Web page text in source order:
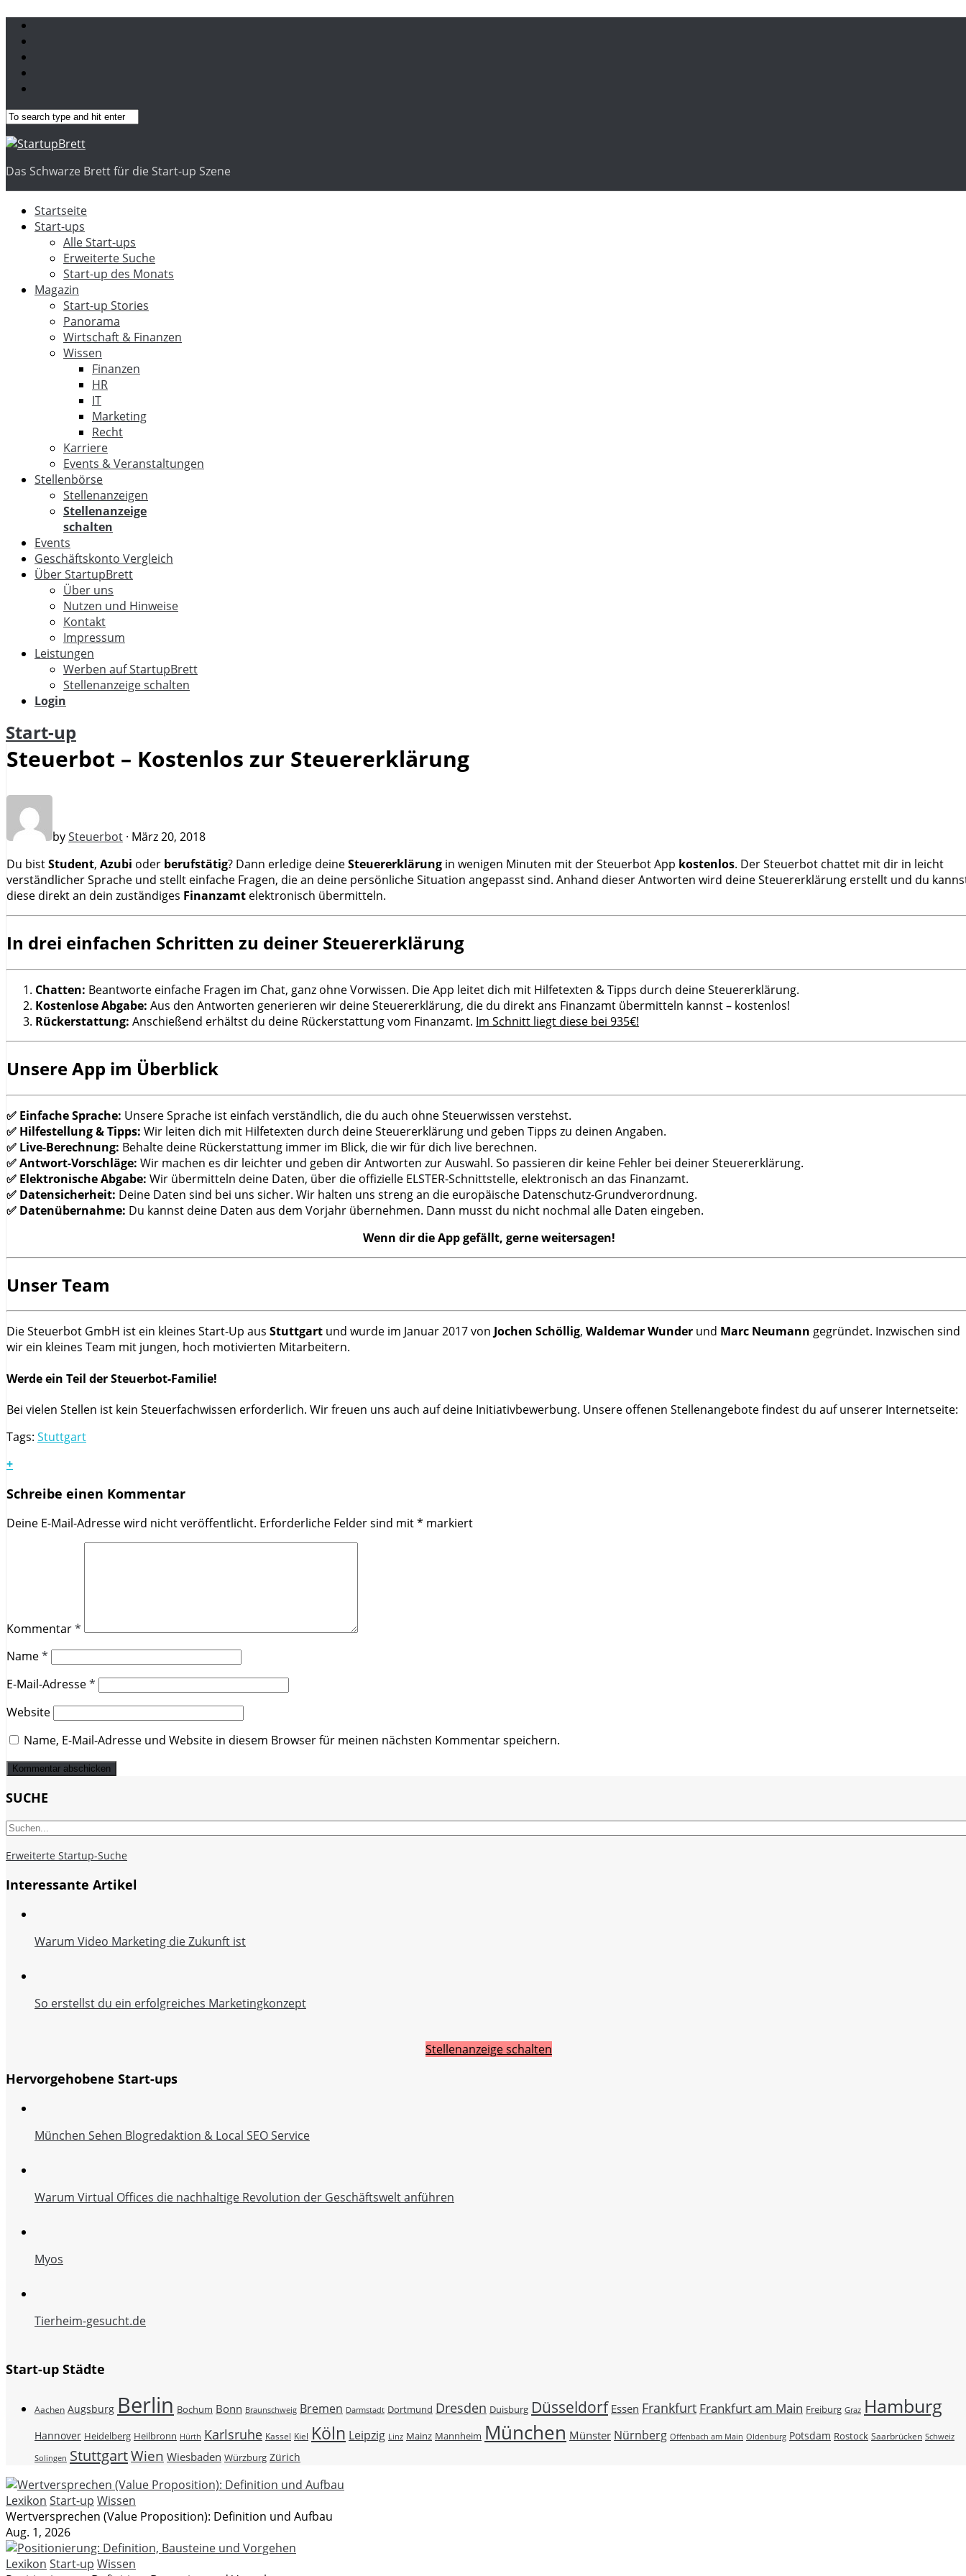
Das Schwarze Brett für die Start-up Szene
Startseite
Start-ups
Alle Start-ups
Erweiterte Suche
Start-up des Monats
Magazin
Start-up Stories
Panorama
Wirtschaft & Finanzen
Wissen
Finanzen
HR
IT
Marketing
Recht
Karriere
Events & Veranstaltungen
Stellenbörse
Stellenanzeigen
Stellenanzeige
schalten
Events
Geschäftskonto Vergleich
Über StartupBrett
Über uns
Nutzen und Hinweise
Kontakt
Impressum
Leistungen
Werben auf StartupBrett
Stellenanzeige schalten
Login
Start-up
Steuerbot – Kostenlos zur Steuererklärung
bySteuerbot · März 20, 2018
Du bistStudent, Azubi oder berufstätig? Dann erledige deineSteuererklärung in wenigen Minuten mit der Steuerbot App kostenlos. Der Steuerbot chattet mit dir in leicht
verständlicher Sprache und stellt einfache Fragen, die an deine persönliche Situation angepasst sind. Anhand dieser Antworten wird deine Steuererklärung erstellt und du
diese direkt an dein zuständiges Finanzamt elektronisch übermitteln.
In drei einfachen Schritten zu deiner Steuererklärung
Chatten: Beantworte einfache Fragen im Chat, ganz ohne Vorwissen. Die App leitet dich mit Hilfetexten & Tipps durch deine Steuererklärung.
Kostenlose Abgabe: Aus den Antworten generieren wir deine Steuererklärung, die du direkt ans Finanzamt übermitteln kannst – kostenlos!
Rückerstattung: Anschießend erhältst du deine Rückerstattung vom Finanzamt. Im Schnitt liegt diese bei 935€!
Unsere App im Überblick
✅ Einfache Sprache: Unsere Sprache ist einfach verständlich, die du auch ohne Steuerwissen verstehst.
✅ Hilfestellung & Tipps: Wir leiten dich mit Hilfetexten durch deine Steuererklärung und geben Tipps zu deinen Angaben.
✅ Live-Berechnung: Behalte deine Rückerstattung immer im Blick, die wir für dich live berechnen.
✅ Antwort-Vorschläge: Wir machen es dir leichter und geben dir Antworten zur Auswahl. So passieren dir keine Fehler bei deiner Steuererklärung.
✅ Elektronische Abgabe: Wir übermitteln deine Daten, über die offizielle ELSTER-Schnittstelle, elektronisch an das Finanzamt.
✅ Datensicherheit: Deine Daten sind bei uns sicher. Wir halten uns streng an die europäische Datenschutz-Grundverordnung.
✅ Datenübernahme: Du kannst deine Daten aus dem Vorjahr übernehmen. Dann musst du nicht nochmal alle Daten eingeben.
Wenn dir die App gefällt, gerne weitersagen!
Unser Team
Die Steuerbot GmbH ist ein kleines Start-Up aus Stuttgart und wurde im Januar 2017 von Jochen Schöllig, Waldemar Wunder und Marc Neumann gegründet. Inzwischen sind
wir ein kleines Team mit jungen, hoch motivierten Mitarbeitern.
Werde ein Teil der Steuerbot-Familie!
Bei vielen Stellen ist kein Steuerfachwissen erforderlich. Wir freuen uns auch auf deine Initiativbewerbung. Unsere offenen Stellenangebote findest du auf unserer Internetseite:
Tags: Stuttgart
+
Schreibe einen Kommentar
Deine E-Mail-Adresse wird nicht veröffentlicht. Erforderliche Felder sind mit* markiert
Kommentar*
Name*
E-Mail-Adresse*
Website
Name, E-Mail-Adresse und Website in diesem Browser für meinen nächsten Kommentar speichern.
SUCHE
Erweiterte Startup-Suche
Interessante Artikel
Warum Video Marketing die Zukunft ist
So erstellst du ein erfolgreiches Marketingkonzept
Stellenanzeige schalten
Hervorgehobene Start-ups
München Sehen Blogredaktion & Local SEO Service
Warum Virtual Offices die nachhaltige Revolution der Geschäftswelt anführen
Myos
Tierheim-gesucht.de
Start-up Städte
Aachen Augsburg Berlin Bochum Bonn Braunschweig Bremen Darmstadt Dortmund Dresden Duisburg Düsseldorf Essen Frankfurt Frankfurt am Main Freiburg Graz Hamburg
Hannover Heidelberg Heilbronn Hürth Karlsruhe Kassel Kiel Köln Leipzig Linz Mainz Mannheim München Münster Nürnberg Offenbach am Main Oldenburg Potsdam Rostock Saarbrücken Schweiz
Solingen StuttgartWien Wiesbaden Würzburg Zürich
Lexikon Start-up Wissen
Wertversprechen (Value Proposition): Definition und Aufbau
Aug. 1, 2026
Lexikon Start-up Wissen